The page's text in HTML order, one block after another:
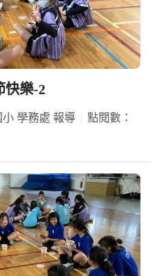
快樂-2
學務處 報導
點閱數：